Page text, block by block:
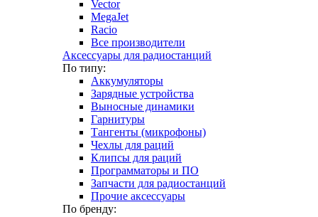
Vector
MegaJet
Racio
Все производители
Аксессуары для радиостанций
По типу:
Аккумуляторы
Зарядные устройства
Выносные динамики
Гарнитуры
Тангенты (микрофоны)
Чехлы для раций
Клипсы для раций
Программаторы и ПО
Запчасти для радиостанций
Прочие аксессуары
По бренду: